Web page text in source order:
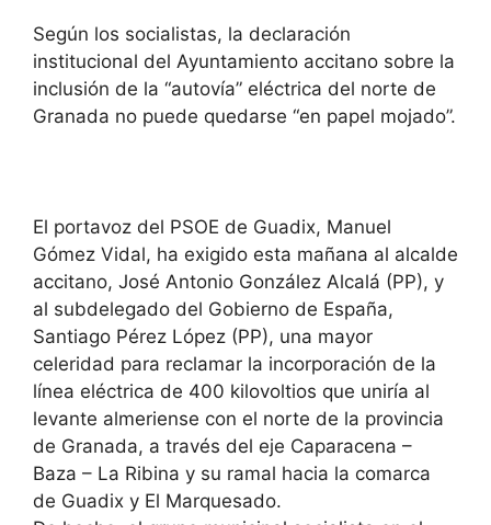
Según los socialistas, la declaración
institucional del Ayuntamiento accitano sobre la
inclusión de la “autovía” eléctrica del norte de
Granada no puede quedarse “en papel mojado”.
El portavoz del PSOE de Guadix, Manuel
Gómez Vidal, ha exigido esta mañana al alcalde
accitano, José Antonio González Alcalá (PP), y
al subdelegado del Gobierno de España,
Santiago Pérez López (PP), una mayor
celeridad para reclamar la incorporación de la
línea eléctrica de 400 kilovoltios que uniría al
levante almeriense con el norte de la provincia
de Granada, a través del eje Caparacena –
Baza – La Ribina y su ramal hacia la comarca
de Guadix y El Marquesado.